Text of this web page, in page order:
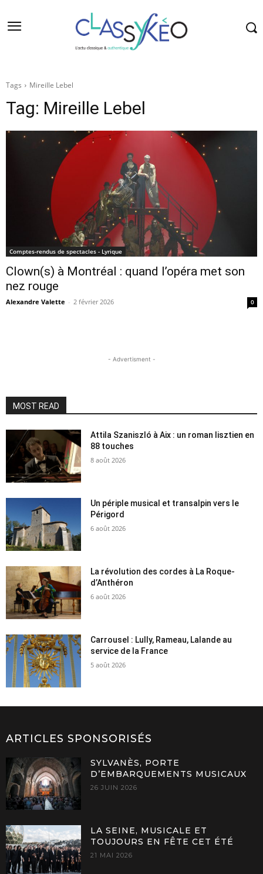
Tags Mireille Lebel
Tag: Mireille Lebel
Comptes-rendus de spectacles - Lyrique
Clown(s) à Montréal : quand l’opéra met son
nez rouge
Alexandre Valette - 2 février 2026 0
- Advertisment -
MOST READ
Attila Szaniszló à Aix : un roman lisztien en
88 touches
8 août 2026
Un périple musical et transalpin vers le
Périgord
6 août 2026
La révolution des cordes à La Roque-
d’Anthéron
6 août 2026
Carrousel : Lully, Rameau, Lalande au
service de la France
5 août 2026
ARTICLES SPONSORISÉS
SYLVANÈS, PORTE
D’EMBARQUEMENTS MUSICAUX
26 JUIN 2026
LA SEINE, MUSICALE ET
TOUJOURS EN FÊTE CET ÉTÉ
21 MAI 2026